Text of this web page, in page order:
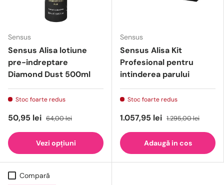
Sensus
Sensus Alisa lotiune
pre-indreptare
Diamond Dust 500ml
Stoc foarte redus
50,95 lei 64,00 lei
Vezi opțiuni
Sensus
Sensus Alisa Kit
Profesional pentru
intinderea parului
Stoc foarte redus
1.057,95 lei 1.295,00 lei
Adaugă in cos
Compară